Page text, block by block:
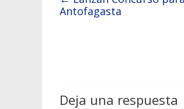
Antofagasta
Deja una respuesta